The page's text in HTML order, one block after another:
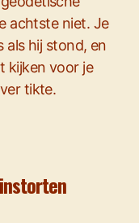
achtste niet. Je
als hij stond, en
kijken voor je
tikte.